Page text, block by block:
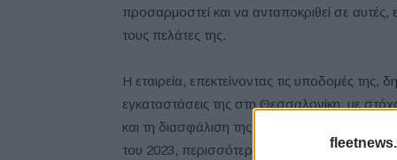
προσαρμοστεί και να ανταποκριθεί σε
τους πελάτες της.
Η εταιρεία, επεκτείνοντας τις υποδομές της,
εγκαταστάσεις της στη Θεσσαλονίκη, με
και τη διασφάλιση της απρόσκοπτης
του 2023, περισσότερες από 1.600.000